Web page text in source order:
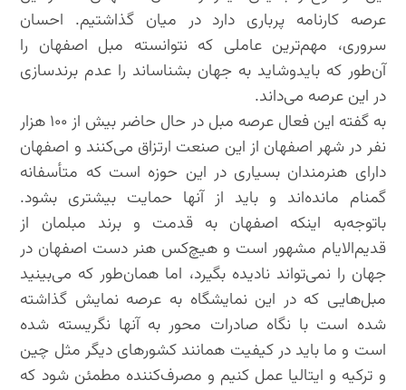
عرصه کارنامه پرباری دارد در میان گذاشتیم. احسان
سروری، مهم‌ترین عاملی که نتوانسته مبل اصفهان را
آن‌طور که بایدوشاید به جهان بشناساند را عدم برندسازی
در این عرصه می‌داند.
به گفته این فعال عرصه مبل در حال حاضر بیش از ۱۰۰ هزار
نفر در شهر اصفهان از این صنعت ارتزاق می‌کنند و اصفهان
دارای هنرمندان بسیاری در این حوزه است که متأسفانه
گمنام مانده‌اند و باید از آنها حمایت بیشتری بشود.
باتوجه‌به اینکه اصفهان به قدمت و برند مبلمان از
قدیم‌الایام مشهور است و هیچ‌کس هنر دست اصفهان در
جهان را نمی‌تواند نادیده بگیرد، اما همان‌طور که می‌بینید
مبل‌هایی که در این نمایشگاه به عرصه نمایش گذاشته
شده است با نگاه صادرات محور به آنها نگریسته شده
است و ما باید در کیفیت همانند کشورهای دیگر مثل چین
و ترکیه و ایتالیا عمل کنیم و مصرف‌کننده مطمئن شود که